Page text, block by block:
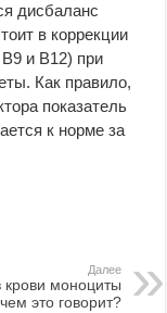
дисбаланс
в коррекции
и B12) при
Как правило,
показатель
к норме за
Далее
крови моноциты
это говорит?